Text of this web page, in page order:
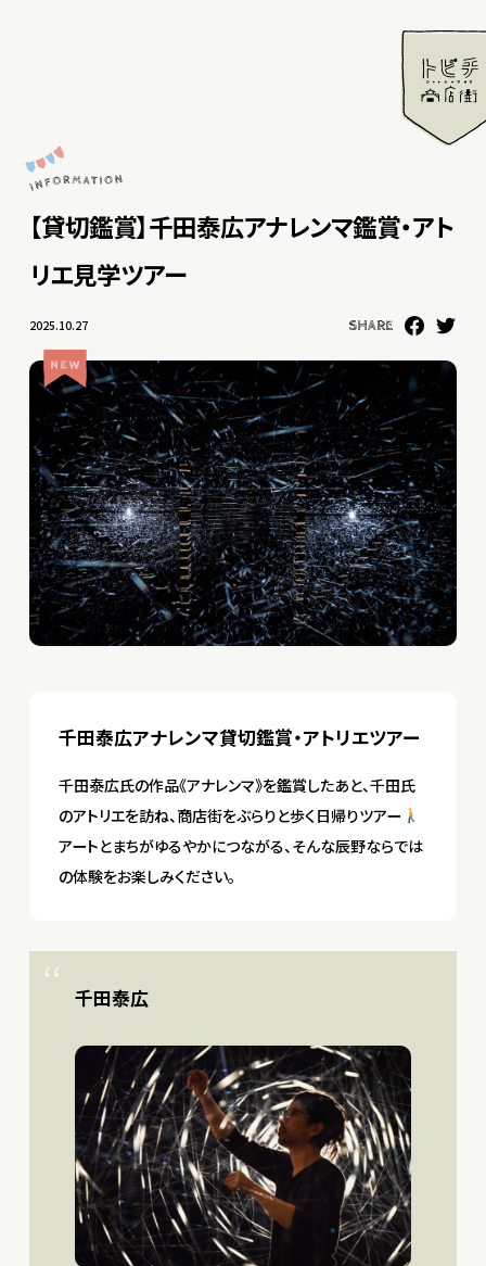
【貸切鑑賞】千田泰広アナレンマ鑑賞・アト
リエ見学ツアー
2025.10.27 SHARE
千田泰広アナレンマ貸切鑑賞・アトリエツアー
千田泰広氏の作品《アナレンマ》を鑑賞したあと、千田氏
のアトリエを訪ね、商店街をぶらりと歩く日帰りツアー
アートとまちがゆるやかにつながる、そんな辰野ならでは
の体験をお楽しみください。
千田泰広